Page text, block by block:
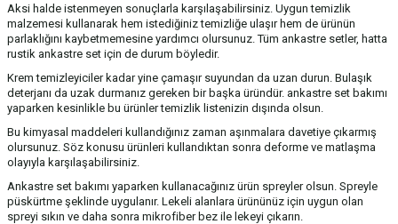
Aksi halde istenmeyen sonuçlarla karşılaşabilirsiniz. Uygun temizlik
malzemesi kullanarak hem istediğiniz temizliğe ulaşır hem de ürünün
parlaklığını kaybetmemesine yardımcı olursunuz. Tüm ankastre setler, hatta
rustik ankastre set için de durum böyledir.
Krem temizleyiciler kadar yine çamaşır suyundan da uzan durun. Bulaşık
deterjanı da uzak durmanız gereken bir başka üründür. ankastre set bakımı
yaparken kesinlikle bu ürünler temizlik listenizin dışında olsun.
Bu kimyasal maddeleri kullandığınız zaman aşınmalara davetiye çıkarmış
olursunuz. Söz konusu ürünleri kullandıktan sonra deforme ve matlaşma
olayıyla karşılaşabilirsiniz.
Ankastre set bakımı yaparken kullanacağınız ürün spreyler olsun. Spreyle
püskürtme şeklinde uygulanır. Lekeli alanlara ürününüz için uygun olan
spreyi sıkın ve daha sonra mikrofiber bez ile lekeyi çıkarın.